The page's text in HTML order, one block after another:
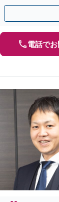
費、財産分与、慰
電話で